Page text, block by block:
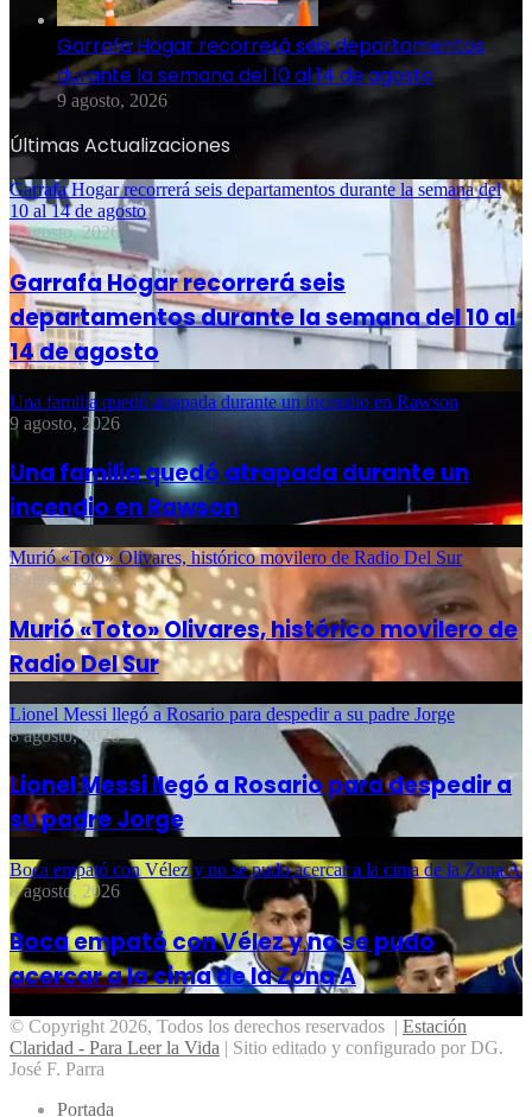
Garrafa Hogar recorrerá seis departamentos
durante la semana del 10 al 14 de agosto
9 agosto, 2026
Últimas Actualizaciones
Garrafa Hogar recorrerá seis departamentos durante la semana del
10 al 14 de agosto
9 agosto, 2026
Garrafa Hogar recorrerá seis
departamentos durante la semana del 10 al
14 de agosto
Una familia quedó atrapada durante un incendio en Rawson
9 agosto, 2026
Una familia quedó atrapada durante un
incendio en Rawson
Murió «Toto» Olivares, histórico movilero de Radio Del Sur
9 agosto, 2026
Murió «Toto» Olivares, histórico movilero de
Radio Del Sur
Lionel Messi llegó a Rosario para despedir a su padre Jorge
8 agosto, 2026
Lionel Messi llegó a Rosario para despedir a
su padre Jorge
Boca empató con Vélez y no se pudo acercar a la cima de la Zona A
8 agosto, 2026
Boca empató con Vélez y no se pudo
acercar a la cima de la Zona A
© Copyright 2026, Todos los derechos reservados | Estación
Claridad - Para Leer la Vida | Sitio editado y configurado por DG.
José F. Parra
Portada